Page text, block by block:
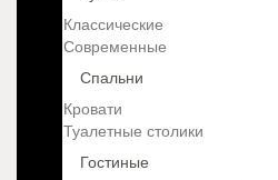
Классические
Современные
Спальни
Кровати
Туалетные столики
Гостиные